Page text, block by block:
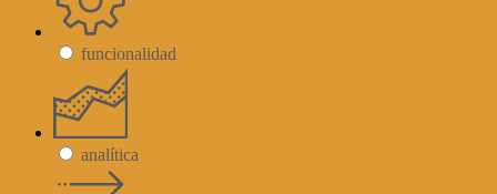
funcionalidad
analítica